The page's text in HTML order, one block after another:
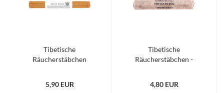
Tibetische
Räucherstäbchen
5,90 EUR
Tibetische
Räucherstäbchen -
4,80 EUR